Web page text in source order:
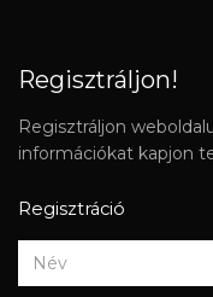
Regisztráljon!
Regisztráljon
információkat kapjon
Regisztráció